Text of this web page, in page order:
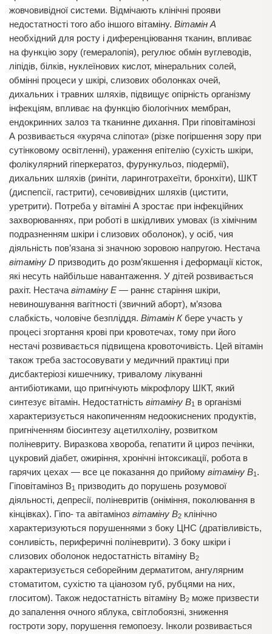
жовчовивідної системи. Відмічають клінічні прояви
недостатності того або іншого вітаміну. Вітамін А
необхідний для росту і диференціювання тканин, впливає
на функцію зору (гемералопія), регулює обмін вуглеводів,
ліпідів, білків, нуклеїнових кислот, мінеральних солей,
обмінні процеси у шкірі, слизових оболонках очей,
дихальних і травних шляхів, підвищує опірність організму
інфекціям, впливає на функцію біологічних мембран,
ендокринних залоз та тканинне дихання. При гіповітамінозі
А розвивається «куряча сліпота» (різке погіршення зору при
сутінковому освітленні), ураження епітелію (сухість шкіри,
фолікулярний гіперкератоз, фурункульоз, піодермії),
дихальних шляхів (риніти, ларинготрахеїти, бронхіти), ШКТ
(диспепсії, гастрити), сечовивідних шляхів (цистити,
уретрити). Потреба у вітаміні А зростає при інфекційних
захворюваннях, при роботі в шкідливих умовах (із хімічним
подразненням шкіри і слизових оболонок), у осіб, чия
діяльність пов’язана зі значною зоровою напругою. Нестача
вітаміну D призводить до розм’якшення і деформації кісток,
які несуть найбільше навантаження. У дітей розвивається
рахіт. Нестача вітаміну Е — раннє старіння шкіри,
невиношування вагітності (звичний аборт), м’язова
слабкість, чоловіче безпліддя. Вітамін Кбере участь у
процесі згортання крові при кровотечах, тому при його
нестачі розвивається підвищена кровоточивість. Цей вітамін
також треба застосовувати у медичний практиці при
дисбактеріозі кишечнику, тривалому лікуванні
антибіотиками, що пригнічують мікрофлору ШКТ, який
синтезує вітамін. Недостатність вітаміну В1
в організмі
характеризується накопиченням недоокиснених продуктів,
пригніченням біосинтезу ацетилхоліну, розвитком
поліневриту. Виразкова хвороба, гепатити й цироз печінки,
цукровий діабет, ожиріння, хронічні інтоксикації, робота в
гарячих цехах — все це показання до прийому вітаміну В1 .
Гіповітаміноз В1
призводить до порушень розумової
діяльності, депресії, поліневритів (оніміння, поколювання в
кінцівках). Гіпо- та авітаміноз вітаміну В2 клінічно
характеризуються порушеннями з боку ЦНС (дратівливість,
сонливість, периферичні поліневрити). З боку шкіри і
слизових оболонок недостатність вітаміну В2
характеризується себорейним дерматитом, ангулярним
стоматитом, сухістю та ціанозом губ, рубцями на них,
глоситом). Також недостатність вітаміну В2 може призвести
до запалення очного яблука, світлобоязні, зниження
гостроти зору, порушення гемопоезу. Інколи розвивається